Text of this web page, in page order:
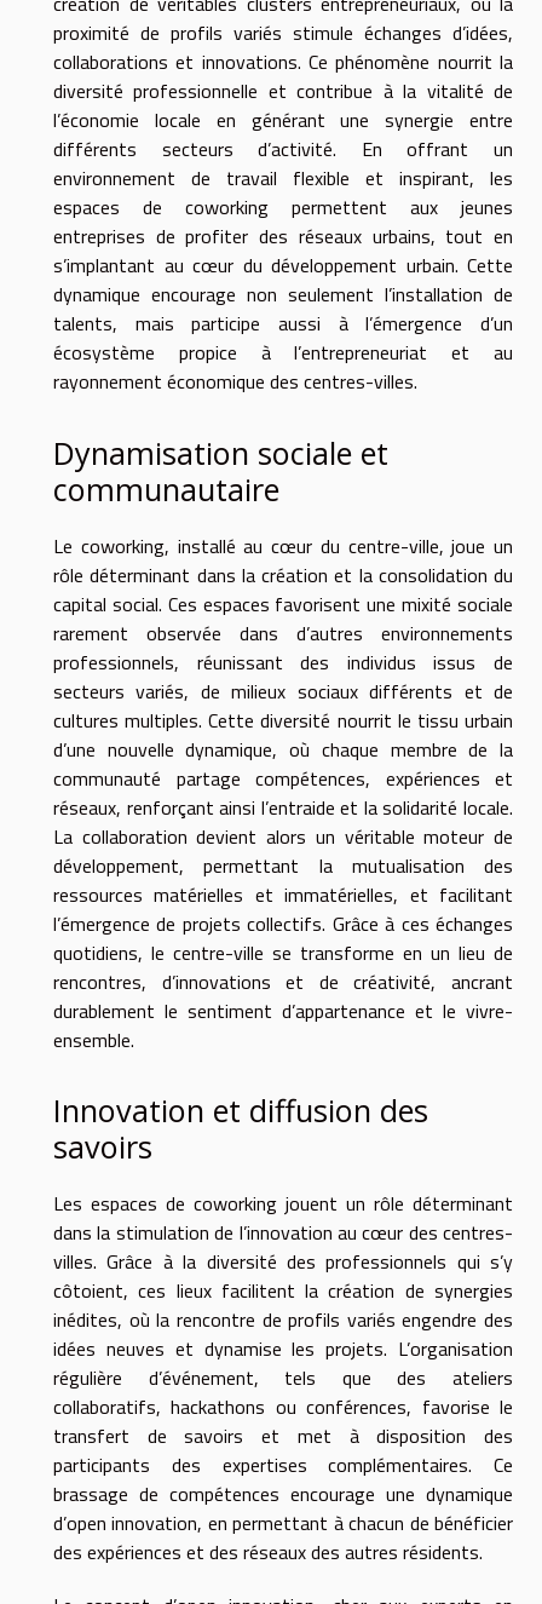
proximité de profils variés stimule échanges d’idées,
collaborations et innovations. Ce phénomène nourrit la
diversité professionnelle et contribue à la vitalité de
l’économie locale en générant une synergie entre
différents secteurs d’activité. En offrant un
environnement de travail flexible et inspirant, les
espaces de coworking permettent aux jeunes
entreprises de profiter des réseaux urbains, tout en
s’implantant au cœur du développement urbain. Cette
dynamique encourage non seulement l’installation de
talents, mais participe aussi à l’émergence d’un
écosystème propice à l’entrepreneuriat et au
rayonnement économique des centres-villes.
Dynamisation sociale et
communautaire
Le coworking, installé au cœur du centre-ville, joue un
rôle déterminant dans la création et la consolidation du
capital social. Ces espaces favorisent une mixité sociale
rarement observée dans d’autres environnements
professionnels, réunissant des individus issus de
secteurs variés, de milieux sociaux différents et de
cultures multiples. Cette diversité nourrit le tissu urbain
d’une nouvelle dynamique, où chaque membre de la
communauté partage compétences, expériences et
réseaux, renforçant ainsi l’entraide et la solidarité locale.
La collaboration devient alors un véritable moteur de
développement, permettant la mutualisation des
ressources matérielles et immatérielles, et facilitant
l’émergence de projets collectifs. Grâce à ces échanges
quotidiens, le centre-ville se transforme en un lieu de
rencontres, d’innovations et de créativité, ancrant
durablement le sentiment d’appartenance et le vivre-
ensemble.
Innovation et diffusion des
savoirs
Les espaces de coworking jouent un rôle déterminant
dans la stimulation de l’innovation au cœur des centres-
villes. Grâce à la diversité des professionnels qui s’y
côtoient, ces lieux facilitent la création de synergies
inédites, où la rencontre de profils variés engendre des
idées neuves et dynamise les projets. L’organisation
régulière d’événement, tels que des ateliers
collaboratifs, hackathons ou conférences, favorise le
transfert de savoirs et met à disposition des
participants des expertises complémentaires. Ce
brassage de compétences encourage une dynamique
d’open innovation, en permettant à chacun de bénéficier
des expériences et des réseaux des autres résidents.